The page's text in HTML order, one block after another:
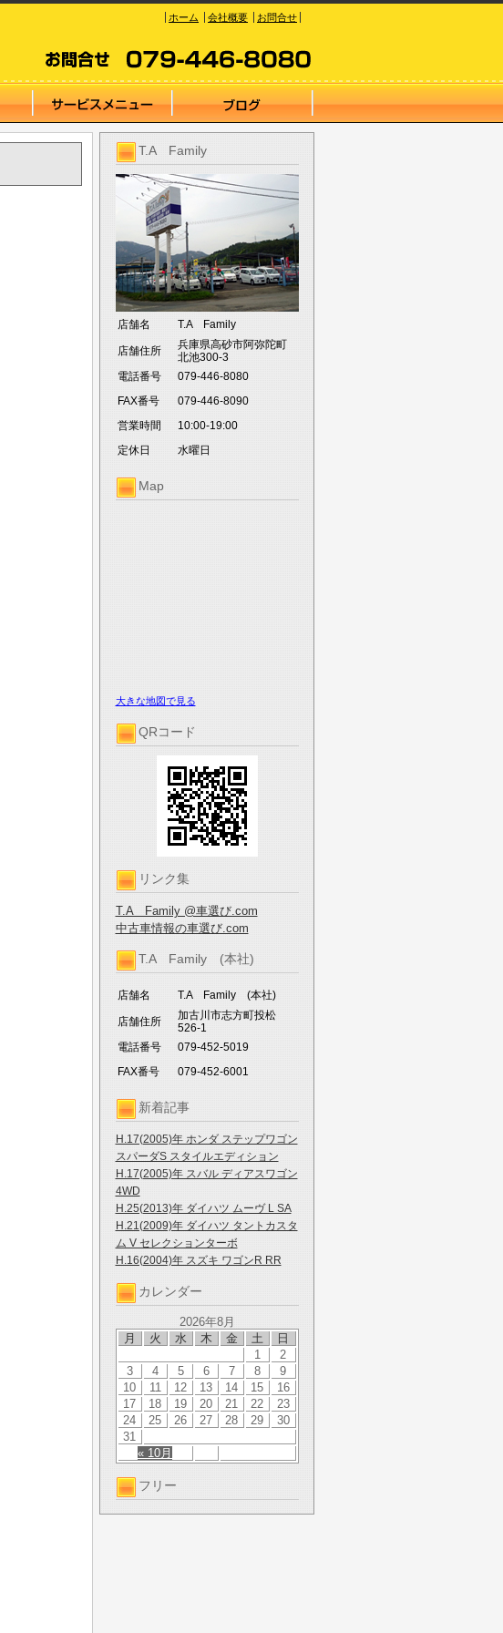
ホーム 会社概要 お問合せ
T.A Family
店舗名 T.A Family
店舗住所
兵庫県高砂市阿弥陀町
北池300-3
電話番号
079-446-8080
FAX番号
079-446-8090
営業時間
10:00-19:00
定休日
水曜日
Map
大きな地図で見る
QRコード
リンク集
T.A Family @車選び.com
中古車情報の車選び.com
T.A Family (本社)
店舗名 T.A Family (本社)
店舗住所
加古川市志方町投松
526-1
電話番号
079-452-5019
FAX番号
079-452-6001
新着記事
H.17(2005)年 ホンダ ステップワゴン
スパーダS スタイルエディション
H.17(2005)年 スバル ディアスワゴン
4WD
H.25(2013)年 ダイハツ ムーヴ L SA
H.21(2009)年 ダイハツ タントカスタ
ム V セレクションターボ
H.16(2004)年 スズキ ワゴンR RR
カレンダー
2026年8月
月
火 水 木 金 土 日
« 10月
1
2
3
4 5 6 7 8
9
10
11 12 13 14 15
16
17
18 19 20 21 22
23
24
25 26 27 28 29
30
31
フリー